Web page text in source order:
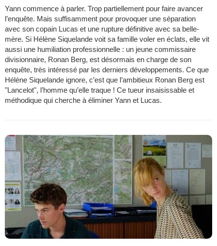
Yann commence à parler. Trop partiellement pour faire avancer
l’enquête. Mais suffisamment pour provoquer une séparation
avec son copain Lucas et une rupture définitive avec sa belle-
mère. Si Hélène Siquelande voit sa famille voler en éclats, elle vit
aussi une humiliation professionnelle : un jeune commissaire
divisionnaire, Ronan Berg, est désormais en charge de son
enquête, très intéressé par les derniers développements. Ce que
Hélène Siquelande ignore, c’est que l’ambitieux Ronan Berg est
"Lancelot", l’homme qu’elle traque ! Ce tueur insaisissable et
méthodique qui cherche à éliminer Yann et Lucas.